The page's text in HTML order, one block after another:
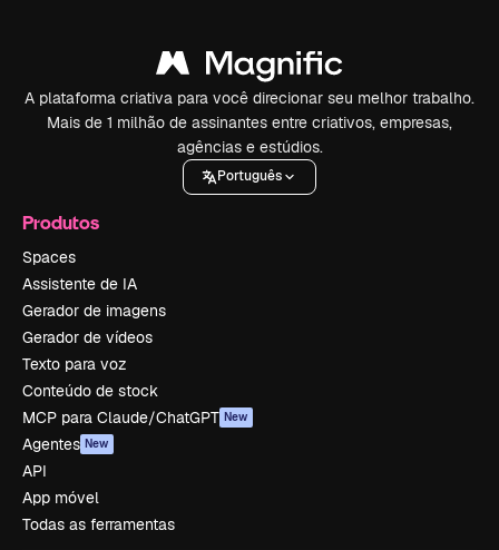
A plataforma criativa para você direcionar seu melhor trabalho.
Mais de 1 milhão de assinantes entre criativos, empresas,
agências e estúdios.
Português
Produtos
Spaces
Assistente de IA
Gerador de imagens
Gerador de vídeos
Texto para voz
Conteúdo de stock
MCP para Claude/ChatGPT New
Agentes New
API
App móvel
Todas as ferramentas